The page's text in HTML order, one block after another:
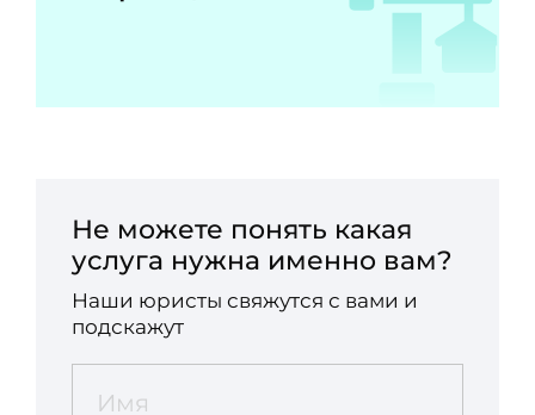
Не можете понять какая
услуга нужна именно вам?
Наши юристы свяжутся с вами и
подскажут